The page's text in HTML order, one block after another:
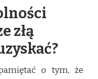
złą
o tym, że